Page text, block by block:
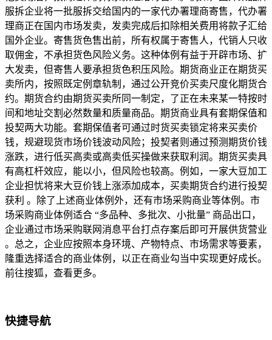
服拆企业将一批服拆交给国内的一家代办署理商寄售，代办署
理商正在国内市场发卖，发卖完成后扣除相关费用将款子汇给
国外企业。寄售货色售出前，所有权属于寄售人，代销人只收
取佣金，不承担货色风险义务。这种体例有益于开辟市场、扩
大发卖，但寄售人要承担货色积压风险。期货商业正在期货买
卖所内，按照既定例章轨制，通过公开竞价买卖尺度化期货合
约。期货合约由期货买卖所同一制定，了正在未来某一特按时
间和地址交割必然数量和质量商品。期货商业具有套期保值和
投契两大功能。套期保值者可通过时货买卖锁定将来买卖价
钱，规避现货市场价钱波动风险；投契者则通过预测期货价钱
涨跌，进行低买高卖或高卖低买操做来获取利润。期货买卖具
有高杠杆效应，能以小，但风险也较高。例如，一家大豆加工
企业担忧将来大豆价钱上涨添加成本，买卖期货合约进行投契
获利 。除了上述商业体例外，还有市场采购商业等体例。市
场采购商业体例适合 “多品种、多批次、小批量” 商品出口，
企业通过市场采购联网消息平台打点存案后即可开展供货营业
。总之，企业应按照本身环境、产物特点、市场需求等要素，
隆重选择适合的商业体例，以正在商业勾当中实现更好成长。
前往搜狐，查看更多。
快捷导航